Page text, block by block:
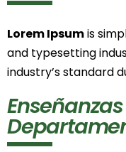
Lorem Ipsumis
and typesetting
industry’s standard